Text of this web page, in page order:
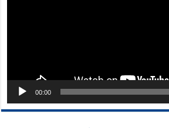
00:00